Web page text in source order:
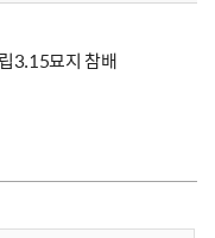
3.15묘지 참배